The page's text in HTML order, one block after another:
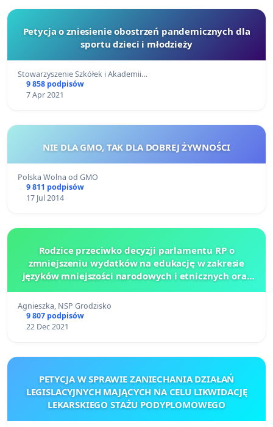
Petycja o zniesienie obostrzeń pandemicznych dla
sportu dzieci i młodzieży
Stowarzyszenie Szkółek i Akademii…
9 858 podpisów
7 Apr 2021
NIE DLA GMO, TAK DLA DOBREJ ŻYWNOŚCI
Polska Wolna od GMO
9 811 podpisów
17 Jul 2014
Rodzice przeciwko decyzji parlamentu RP o
zmniejszeniu wydatków na edukację w zakresie
języków mniejszości narodowych i etnicznych oraz
Agnieszka, NSP Grodzisko
9 807 podpisów
22 Dec 2021
PETYCJA W SPRAWIE ZANIECHANIA DZIAŁAŃ
LEGISLACYJNYCH MAJĄCYCH NA CELU LIKWIDACJĘ
LEKARSKIEGO STAŻU PODYPLOMOWEGO